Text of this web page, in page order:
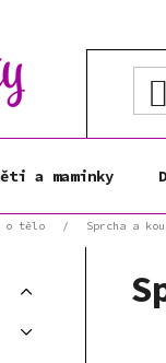
a maminky
o tělo / Sprcha a